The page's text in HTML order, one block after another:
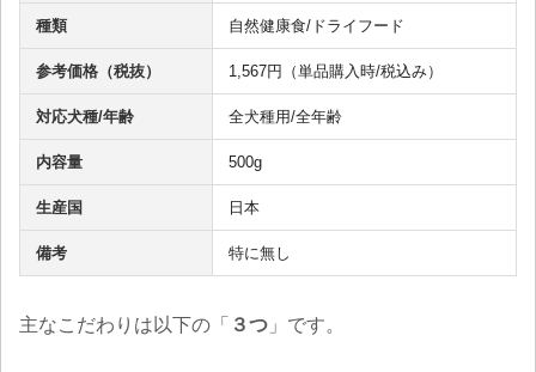
種類 自然健康食/ドライフード
参考価格（税抜） 1,567円（単品購入時/税込み）
対応犬種/年齢 全犬種用/全年齢
内容量 500g
生産国 日本
備考 特に無し
主なこだわりは以下の「 ３つ 」です。